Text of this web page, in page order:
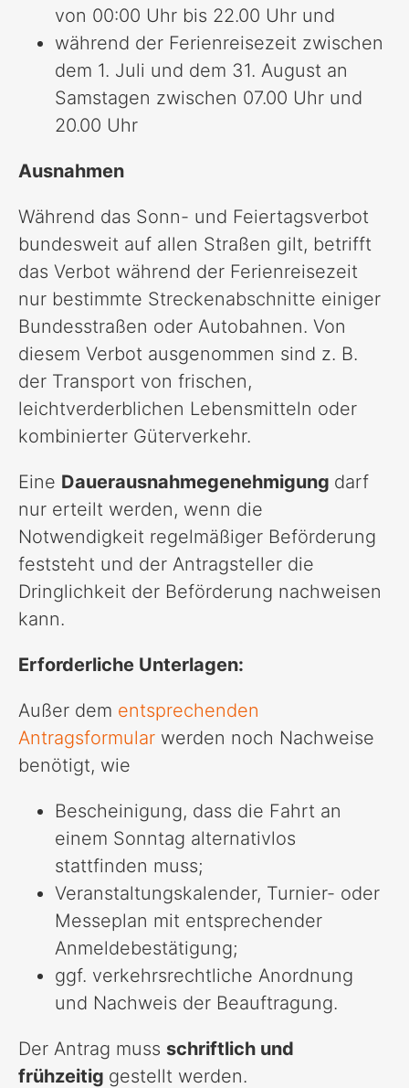
von 00:00 Uhr bis 22.00 Uhr und
während der Ferienreisezeit zwischen
dem 1. Juli und dem 31. August an
Samstagen zwischen 07.00 Uhr und
20.00 Uhr
Ausnahmen
Während das Sonn- und Feiertagsverbot
bundesweit auf allen Straßen gilt, betrifft
das Verbot während der Ferienreisezeit
nur bestimmte Streckenabschnitte einiger
Bundesstraßen oder Autobahnen. Von
diesem Verbot ausgenommen sind z. B.
der Transport von frischen,
leichtverderblichen Lebensmitteln oder
kombinierter Güterverkehr.
Eine Dauerausnahme­genehmigung darf
nur erteilt werden, wenn die
Notwendigkeit regelmäßiger Beförderung
feststeht und der Antragsteller die
Dringlichkeit der Beförderung nachweisen
kann.
Erforderliche Unterlagen:
Außer dem entsprechenden
Antragsformular werden noch Nachweise
benötigt, wie
Bescheinigung, dass die Fahrt an
einem Sonntag alternativlos
stattfinden muss;
Veranstaltungskalender, Turnier- oder
Messeplan mit entsprechender
Anmeldebestätigung;
ggf. verkehrsrechtliche Anordnung
und Nachweis der Beauftragung.
Der Antrag muss schriftlich und
frühzeitig gestellt werden.